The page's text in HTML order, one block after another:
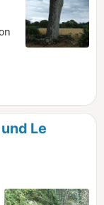
Le